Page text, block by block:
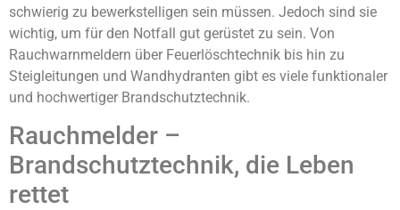
schwierig zu bewerkstelligen sein müssen. Jedoch sind sie
wichtig, um für den Notfall gut gerüstet zu sein. Von
Rauchwarnmeldern über Feuerlöschtechnik bis hin zu
Steigleitungen und Wandhydranten gibt es viele funktionaler
und hochwertiger Brandschutztechnik.
Rauchmelder –
Brandschutztechnik, die Leben
rettet